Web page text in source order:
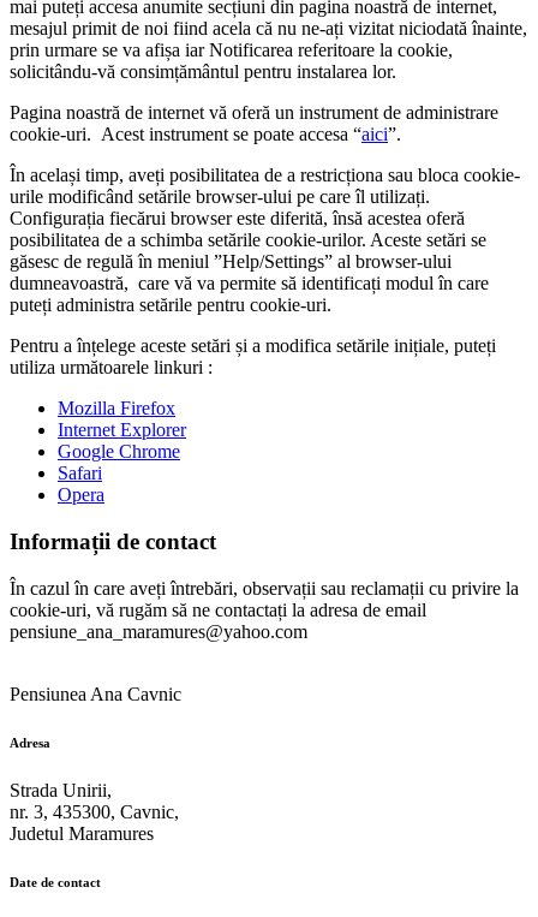
mai puteți accesa anumite secțiuni din pagina noastră de internet,
mesajul primit de noi fiind acela că nu ne-ați vizitat niciodată înainte,
prin urmare se va afișa iar Notificarea referitoare la cookie,
solicitându-vă consimțământul pentru instalarea lor.
Pagina noastră de internet vă oferă un instrument de administrare
cookie-uri. Acest instrument se poate accesa “aici”.
În același timp, aveți posibilitatea de a restricționa sau bloca cookie-
urile modificând setările browser-ului pe care îl utilizați.
Configurația fiecărui browser este diferită, însă acestea oferă
posibilitatea de a schimba setările cookie-urilor. Aceste setări se
găsesc de regulă în meniul ”Help/Settings” al browser-ului
dumneavoastră, care vă va permite să identificați modul în care
puteți administra setările pentru cookie-uri.
Pentru a înțelege aceste setări și a modifica setările inițiale, puteți
utiliza următoarele linkuri :
Mozilla Firefox
Internet Explorer
Google Chrome
Safari
Opera
Informații de contact
În cazul în care aveți întrebări, observații sau reclamații cu privire la
cookie-uri, vă rugăm să ne contactați la adresa de email
pensiune_ana_maramures@yahoo.com
Pensiunea Ana Cavnic
Adresa
Strada Unirii,
nr. 3, 435300, Cavnic,
Judetul Maramures
Date de contact